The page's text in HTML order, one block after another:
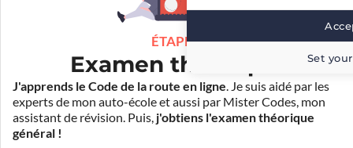
ÉTAPE 2
Examen théorique
J'apprends le Code de la route en ligne. Je suis aidé par les
experts de mon auto-école et aussi par Mister Codes, mon
assistant de révision. Puis, j'obtiens l'examen théorique
général !
Set